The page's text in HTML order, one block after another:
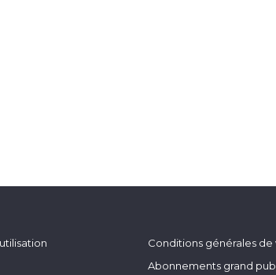
Conditions générales de
Abonnements grand